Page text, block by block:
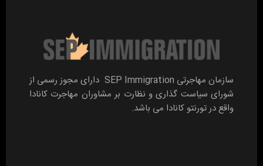
سازمان مهاجرتی SEP Immigration دارای مجوز رسمی از
شورای سیاست گذاری و نظارت بر مشاوران مهاجرت کانادا
واقع در تورنتو کانادا می باشد.